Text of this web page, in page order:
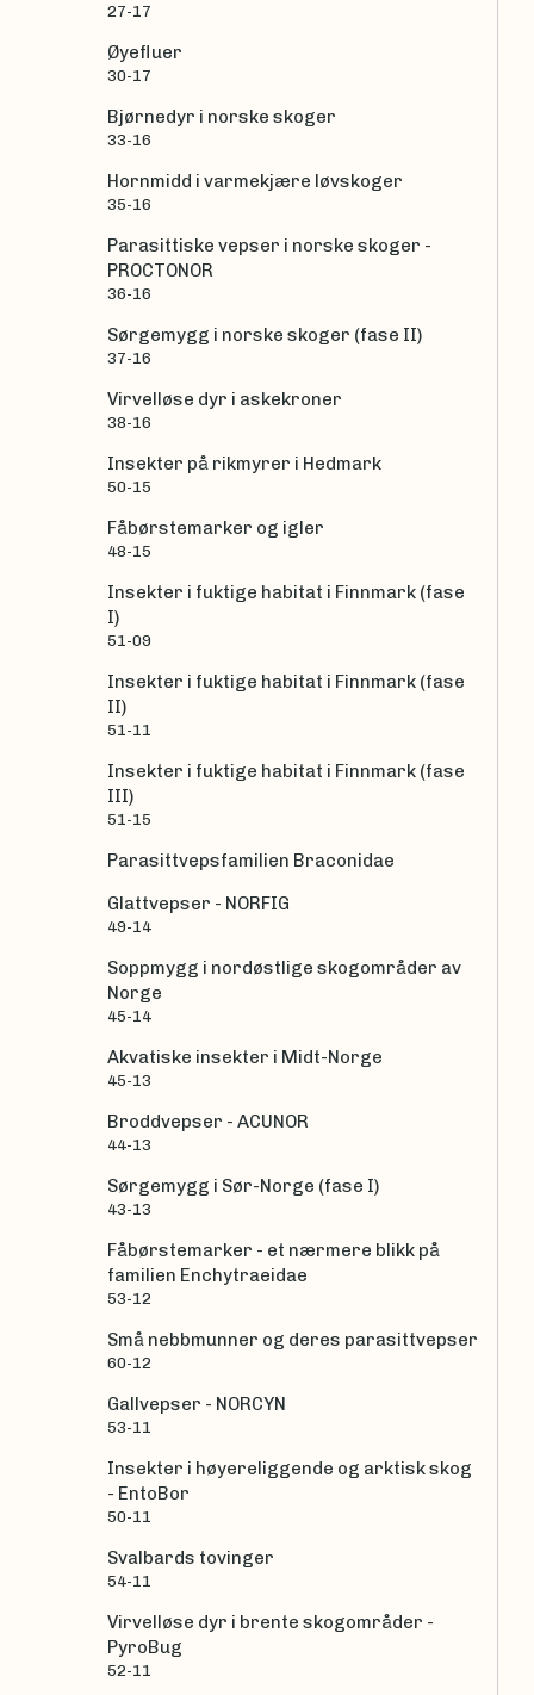
27-17
Øyefluer
30-17
Bjørnedyr i norske skoger
33-16
Hornmidd i varmekjære løvskoger
35-16
Parasittiske vepser i norske skoger -
PROCTONOR
36-16
Sørgemygg i norske skoger (fase II)
37-16
Virvelløse dyr i askekroner
38-16
Insekter på rikmyrer i Hedmark
50-15
Fåbørstemarker og igler
48-15
Insekter i fuktige habitat i Finnmark (fase
I)
51-09
Insekter i fuktige habitat i Finnmark (fase
II)
51-11
Insekter i fuktige habitat i Finnmark (fase
III)
51-15
Parasittvepsfamilien Braconidae
Glattvepser - NORFIG
49-14
Soppmygg i nordøstlige skogområder av
Norge
45-14
Akvatiske insekter i Midt-Norge
45-13
Broddvepser - ACUNOR
44-13
Sørgemygg i Sør-Norge (fase I)
43-13
Fåbørstemarker - et nærmere blikk på
familien Enchytraeidae
53-12
Små nebbmunner og deres parasittvepser
60-12
Gallvepser - NORCYN
53-11
Insekter i høyereliggende og arktisk skog
- EntoBor
50-11
Svalbards tovinger
54-11
Virvelløse dyr i brente skogområder -
PyroBug
52-11